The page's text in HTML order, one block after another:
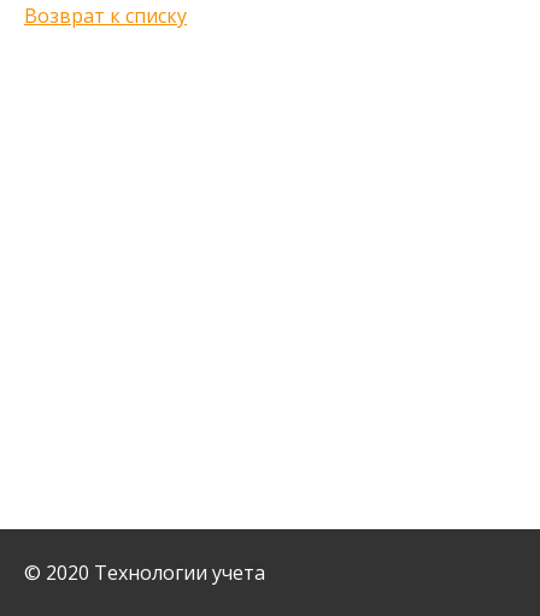
Возврат к списку
© 2020 Технологии учета